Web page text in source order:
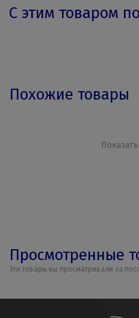
С этим товаром
Похожие товары
Просмотренные
Эти товары вы просматривали за